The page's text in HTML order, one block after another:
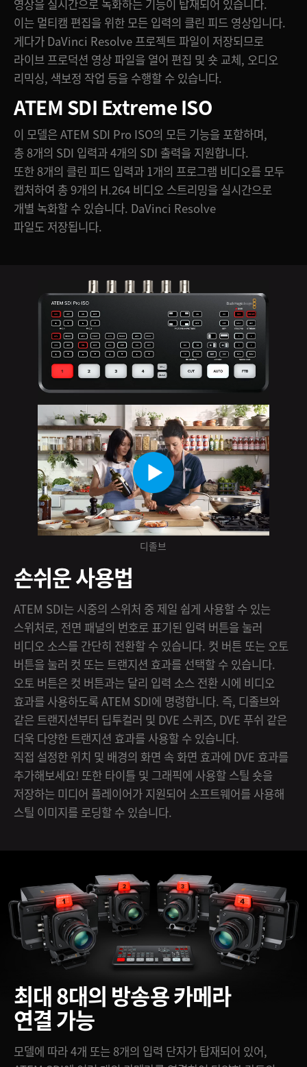
영상을 실시간으로 녹화하는 기능이 탑재되어 있습니다.
이는 멀티캠 편집을 위한 모든 입력의 클린 피드 영상입니다.
게다가 DaVinci Resolve 프로젝트 파일이 저장되므로
라이브 프로덕션 영상 파일을 열어 편집 및 숏 교체, 오디오
리믹싱, 색보정 작업 등을 수행할 수 있습니다.
ATEM SDI Extreme ISO
이 모델은 ATEM SDI Pro ISO의 모든 기능을 포함하며,
총 8개의 SDI 입력과 4개의 SDI 출력을 지원합니다.
또한 8개의 클린 피드 입력과 1개의 프로그램 비디오를 모두
캡처하여 총 9개의 H.264 비디오 스트리밍을 실시간으로
개별 녹화할 수 있습니다. DaVinci Resolve
파일도 저장됩니다.
디졸브
손쉬운 사용법
ATEM SDI는 시중의 스위처 중 제일 쉽게 사용할 수 있는
스위처로, 전면 패널의 번호로 표기된 입력 버튼을 눌러
비디오 소스를 간단히 전환할 수 있습니다. 컷 버튼 또는 오토
버튼을 눌러 컷 또는 트랜지션 효과를 선택할 수 있습니다.
오토 버튼은 컷 버튼과는 달리 입력 소스 전환 시에 비디오
효과를 사용하도록 ATEM SDI에 명령합니다. 즉, 디졸브와
같은 트랜지션부터 딥투컬러 및 DVE 스퀴즈, DVE 푸쉬 같은
더욱 다양한 트랜지션 효과를 사용할 수 있습니다.
직접 설정한 위치 및 배경의 화면 속 화면 효과에 DVE 효과를
추가해보세요! 또한 타이틀 및 그래픽에 사용할 스틸 숏을
저장하는 미디어 플레이어가 지원되어 소프트웨어를 사용해
스틸 이미지를 로딩할 수 있습니다.
최대 8대의 방송용 카메라
연결 가능
모델에 따라 4개 또는 8개의 입력 단자가 탑재되어 있어,